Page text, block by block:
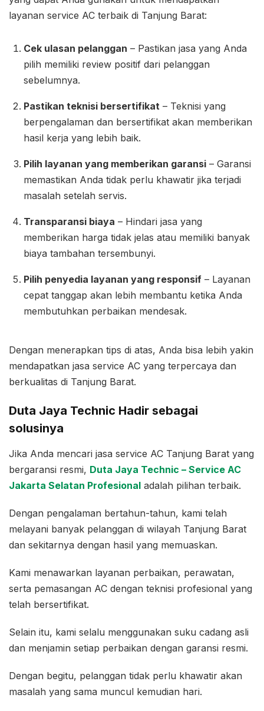
layanan service AC terbaik di Tanjung Barat:
Cek ulasan pelanggan – Pastikan jasa yang Anda
pilih memiliki review positif dari pelanggan
sebelumnya.
Pastikan teknisi bersertifikat – Teknisi yang
berpengalaman dan bersertifikat akan memberikan
hasil kerja yang lebih baik.
Pilih layanan yang memberikan garansi – Garansi
memastikan Anda tidak perlu khawatir jika terjadi
masalah setelah servis.
Transparansi biaya – Hindari jasa yang
memberikan harga tidak jelas atau memiliki banyak
biaya tambahan tersembunyi.
Pilih penyedia layanan yang responsif – Layanan
cepat tanggap akan lebih membantu ketika Anda
membutuhkan perbaikan mendesak.
Dengan menerapkan tips di atas, Anda bisa lebih yakin
mendapatkan jasa service AC yang terpercaya dan
berkualitas di Tanjung Barat.
Duta Jaya Technic Hadir sebagai
solusinya
Jika Anda mencari jasa service AC Tanjung Barat yang
bergaransi resmi, Duta Jaya Technic – Service AC
Jakarta Selatan Profesional adalah pilihan terbaik.
Dengan pengalaman bertahun-tahun, kami telah
melayani banyak pelanggan di wilayah Tanjung Barat
dan sekitarnya dengan hasil yang memuaskan.
Kami menawarkan layanan perbaikan, perawatan,
serta pemasangan AC dengan teknisi profesional yang
telah bersertifikat.
Selain itu, kami selalu menggunakan suku cadang asli
dan menjamin setiap perbaikan dengan garansi resmi.
Dengan begitu, pelanggan tidak perlu khawatir akan
masalah yang sama muncul kemudian hari.